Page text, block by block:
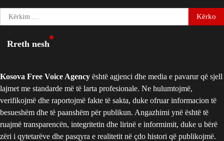
Kërko
për:
Rreth nesh
Kosova Free Voice Agency është agjenci dhe media e pavarur që sjell
lajmet me standarde më të larta profesionale. Ne hulumtojmë,
verifikojmë dhe raportojmë fakte të sakta, duke ofruar informacion të
besueshëm dhe të paanshëm për publikun. Angazhimi ynë është të
ruajmë transparencën, integritetin dhe lirinë e informimit, duke u bërë
zëri i qytetarëve dhe pasqyra e realitetit në çdo histori që publikojmë.